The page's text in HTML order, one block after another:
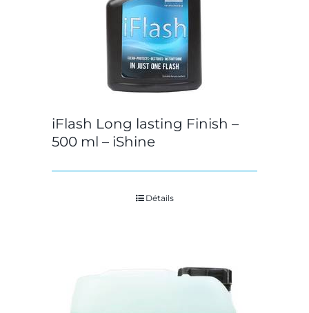
iFlash Long lasting Finish –
500 ml – iShine
Détails